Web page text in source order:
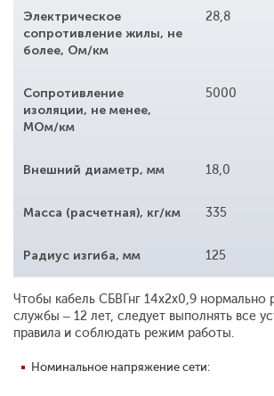
Электрическое
сопротивление жилы, не
более, Ом/км
28,8
Сопротивление
изоляции, не менее,
МОм/км
5000
Внешний диаметр, мм 18,0
Масса (расчетная), кг/км 335
Радиус изгиба, мм 125
Чтобы кабель СБВГнг 14x2x0,9 нормально
службы – 12 лет, следует выполнять все
правила и соблюдать режим работы.
Номинальное напряжение сети: